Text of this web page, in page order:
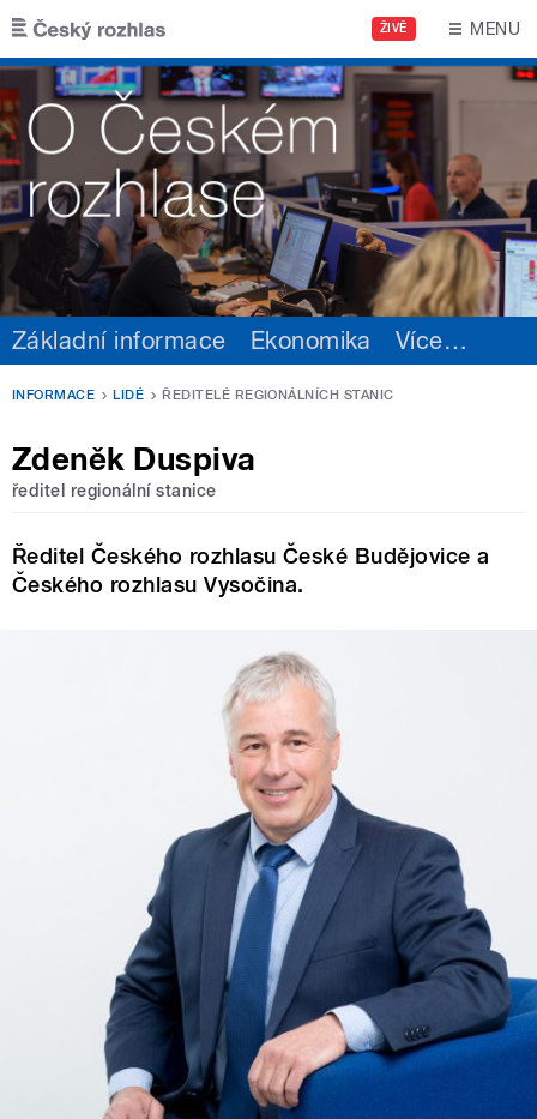
Přejít k hlavnímu obsahu
ŽIVĚ MENU
Základní informace Ekonomika Více…
INFORMACE LIDÉ ŘEDITELÉ REGIONÁLNÍCH STANIC
Zdeněk Duspiva
ředitel regionální stanice
Ředitel Českého rozhlasu České Budějovice a
Českého rozhlasu Vysočina.